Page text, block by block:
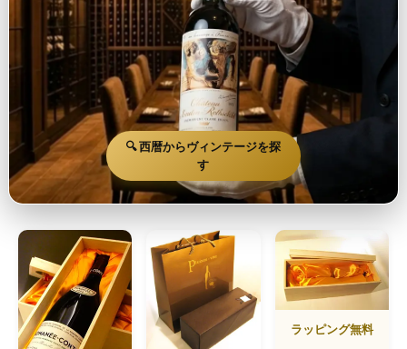
🔍 西暦からヴィンテージを探
す
ラッピング無料